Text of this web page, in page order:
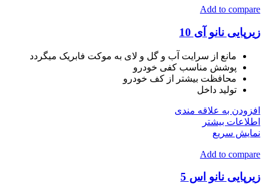
Add to compare
زیرپایی نانو آی 10
مانع از سرایت آب و گل و لای به موکت فابریک میگردد
پوشش مناسب کفی خودرو
محافظت بیشتر از کف خودرو
تولید داخل
افزودن به علاقه مندی
اطلاعات بیشتر
نمایش سریع
Add to compare
زیرپایی نانو اس 5